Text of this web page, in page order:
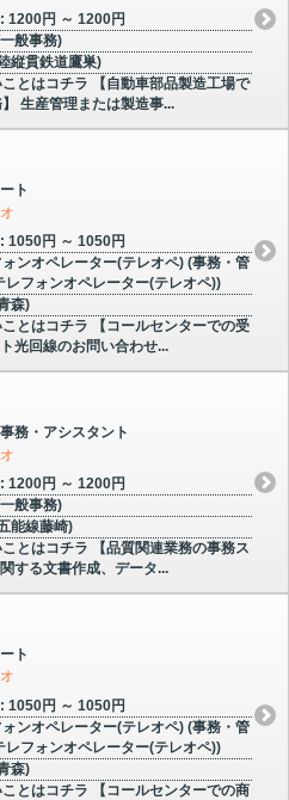
1200円 ～ 1200円
般事務)
縦貫鉄道鷹巣)
とはコチラ 【自動車部品製造工場で
生産管理または製造事...
ト
1050円 ～ 1050円
ンオペレーター(テレオペ) (事務・管
レフォンオペレーター(テレオペ))
森)
とはコチラ 【コールセンターでの受
光回線のお問い合わせ...
務・アシスタント
1200円 ～ 1200円
般事務)
能線藤崎)
とはコチラ 【品質関連業務の事務ス
する文書作成、データ...
ト
1050円 ～ 1050円
ンオペレーター(テレオペ) (事務・管
レフォンオペレーター(テレオペ))
森)
とはコチラ 【コールセンターでの商